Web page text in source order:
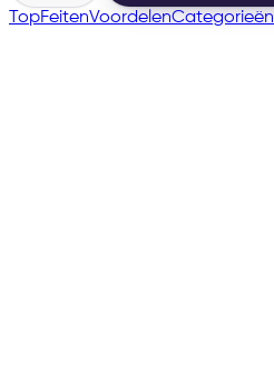
TopFeitenVoordelenCategorieën